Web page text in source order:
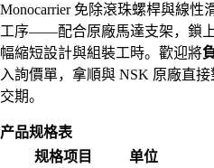
Monocarrier 免除滾珠螺桿與線性
工序——配合原廠馬達支架，鎖
幅縮短設計與組裝工時。歡迎將
入詢價單，拿順與 NSK 原廠直
交期。
产品规格表
规格项目
单位